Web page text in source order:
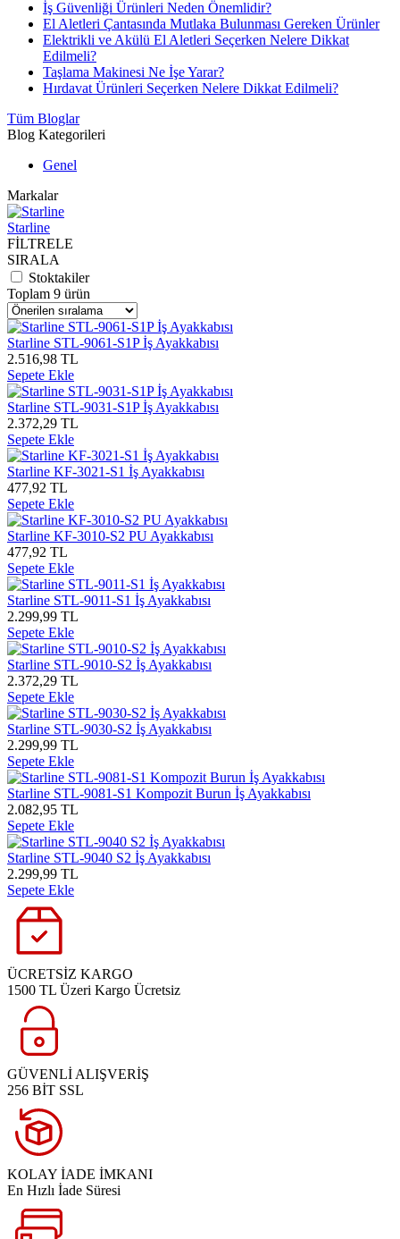
İş Güvenliği Ürünleri Neden Önemlidir?
El Aletleri Çantasında Mutlaka Bulunması Gereken Ürünler
Elektrikli ve Akülü El Aletleri Seçerken Nelere Dikkat
Edilmeli?
Taşlama Makinesi Ne İşe Yarar?
Hırdavat Ürünleri Seçerken Nelere Dikkat Edilmeli?
Tüm Bloglar
Blog Kategorileri
Genel
Markalar
Starline
FİLTRELE
SIRALA
Stoktakiler
Toplam 9 ürün
Starline STL-9061-S1P İş Ayakkabısı
2.516,98 TL
Sepete Ekle
Starline STL-9031-S1P İş Ayakkabısı
2.372,29 TL
Sepete Ekle
Starline KF-3021-S1 İş Ayakkabısı
477,92 TL
Sepete Ekle
Starline KF-3010-S2 PU Ayakkabısı
477,92 TL
Sepete Ekle
Starline STL-9011-S1 İş Ayakkabısı
2.299,99 TL
Sepete Ekle
Starline STL-9010-S2 İş Ayakkabısı
2.372,29 TL
Sepete Ekle
Starline STL-9030-S2 İş Ayakkabısı
2.299,99 TL
Sepete Ekle
Starline STL-9081-S1 Kompozit Burun İş Ayakkabısı
2.082,95 TL
Sepete Ekle
Starline STL-9040 S2 İş Ayakkabısı
2.299,99 TL
Sepete Ekle
ÜCRETSİZ KARGO
1500 TL Üzeri Kargo Ücretsiz
GÜVENLİ ALIŞVERİŞ
256 BİT SSL
KOLAY İADE İMKANI
En Hızlı İade Süresi